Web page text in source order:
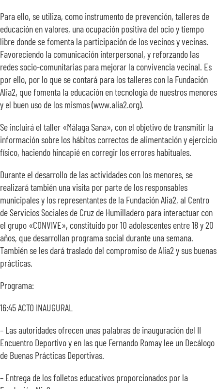
Para ello, se utiliza, como instrumento de prevención, talleres de
educación en valores, una ocupación positiva del ocio y tiempo
libre donde se fomenta la participación de los vecinos y vecinas.
Favoreciendo la comunicación interpersonal, y reforzando las
redes socio-comunitarias para mejorar la convivencia vecinal. Es
por ello, por lo que se contará para los talleres con la Fundación
Alia2, que fomenta la educación en tecnología de nuestros menores
y el buen uso de los mismos (www.alia2.org).
Se incluirá el taller «Málaga Sana», con el objetivo de transmitir la
información sobre los hábitos correctos de alimentación y ejercicio
físico, haciendo hincapié en corregir los errores habituales.
Durante el desarrollo de las actividades con los menores, se
realizará también una visita por parte de los responsables
municipales y los representantes de la Fundación Alia2, al Centro
de Servicios Sociales de Cruz de Humilladero para interactuar con
el grupo «CONVIVE», constituido por 10 adolescentes entre 18 y 20
años, que desarrollan programa social durante una semana.
También se les dará traslado del compromiso de Alia2 y sus buenas
prácticas.
Programa:
16:45 ACTO INAUGURAL
– Las autoridades ofrecen unas palabras de inauguración del II
Encuentro Deportivo y en las que Fernando Romay lee un Decálogo
de Buenas Prácticas Deportivas.
– Entrega de los folletos educativos proporcionados por la